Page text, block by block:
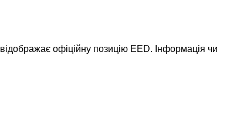
офіційну позицію EED. Інформація чи